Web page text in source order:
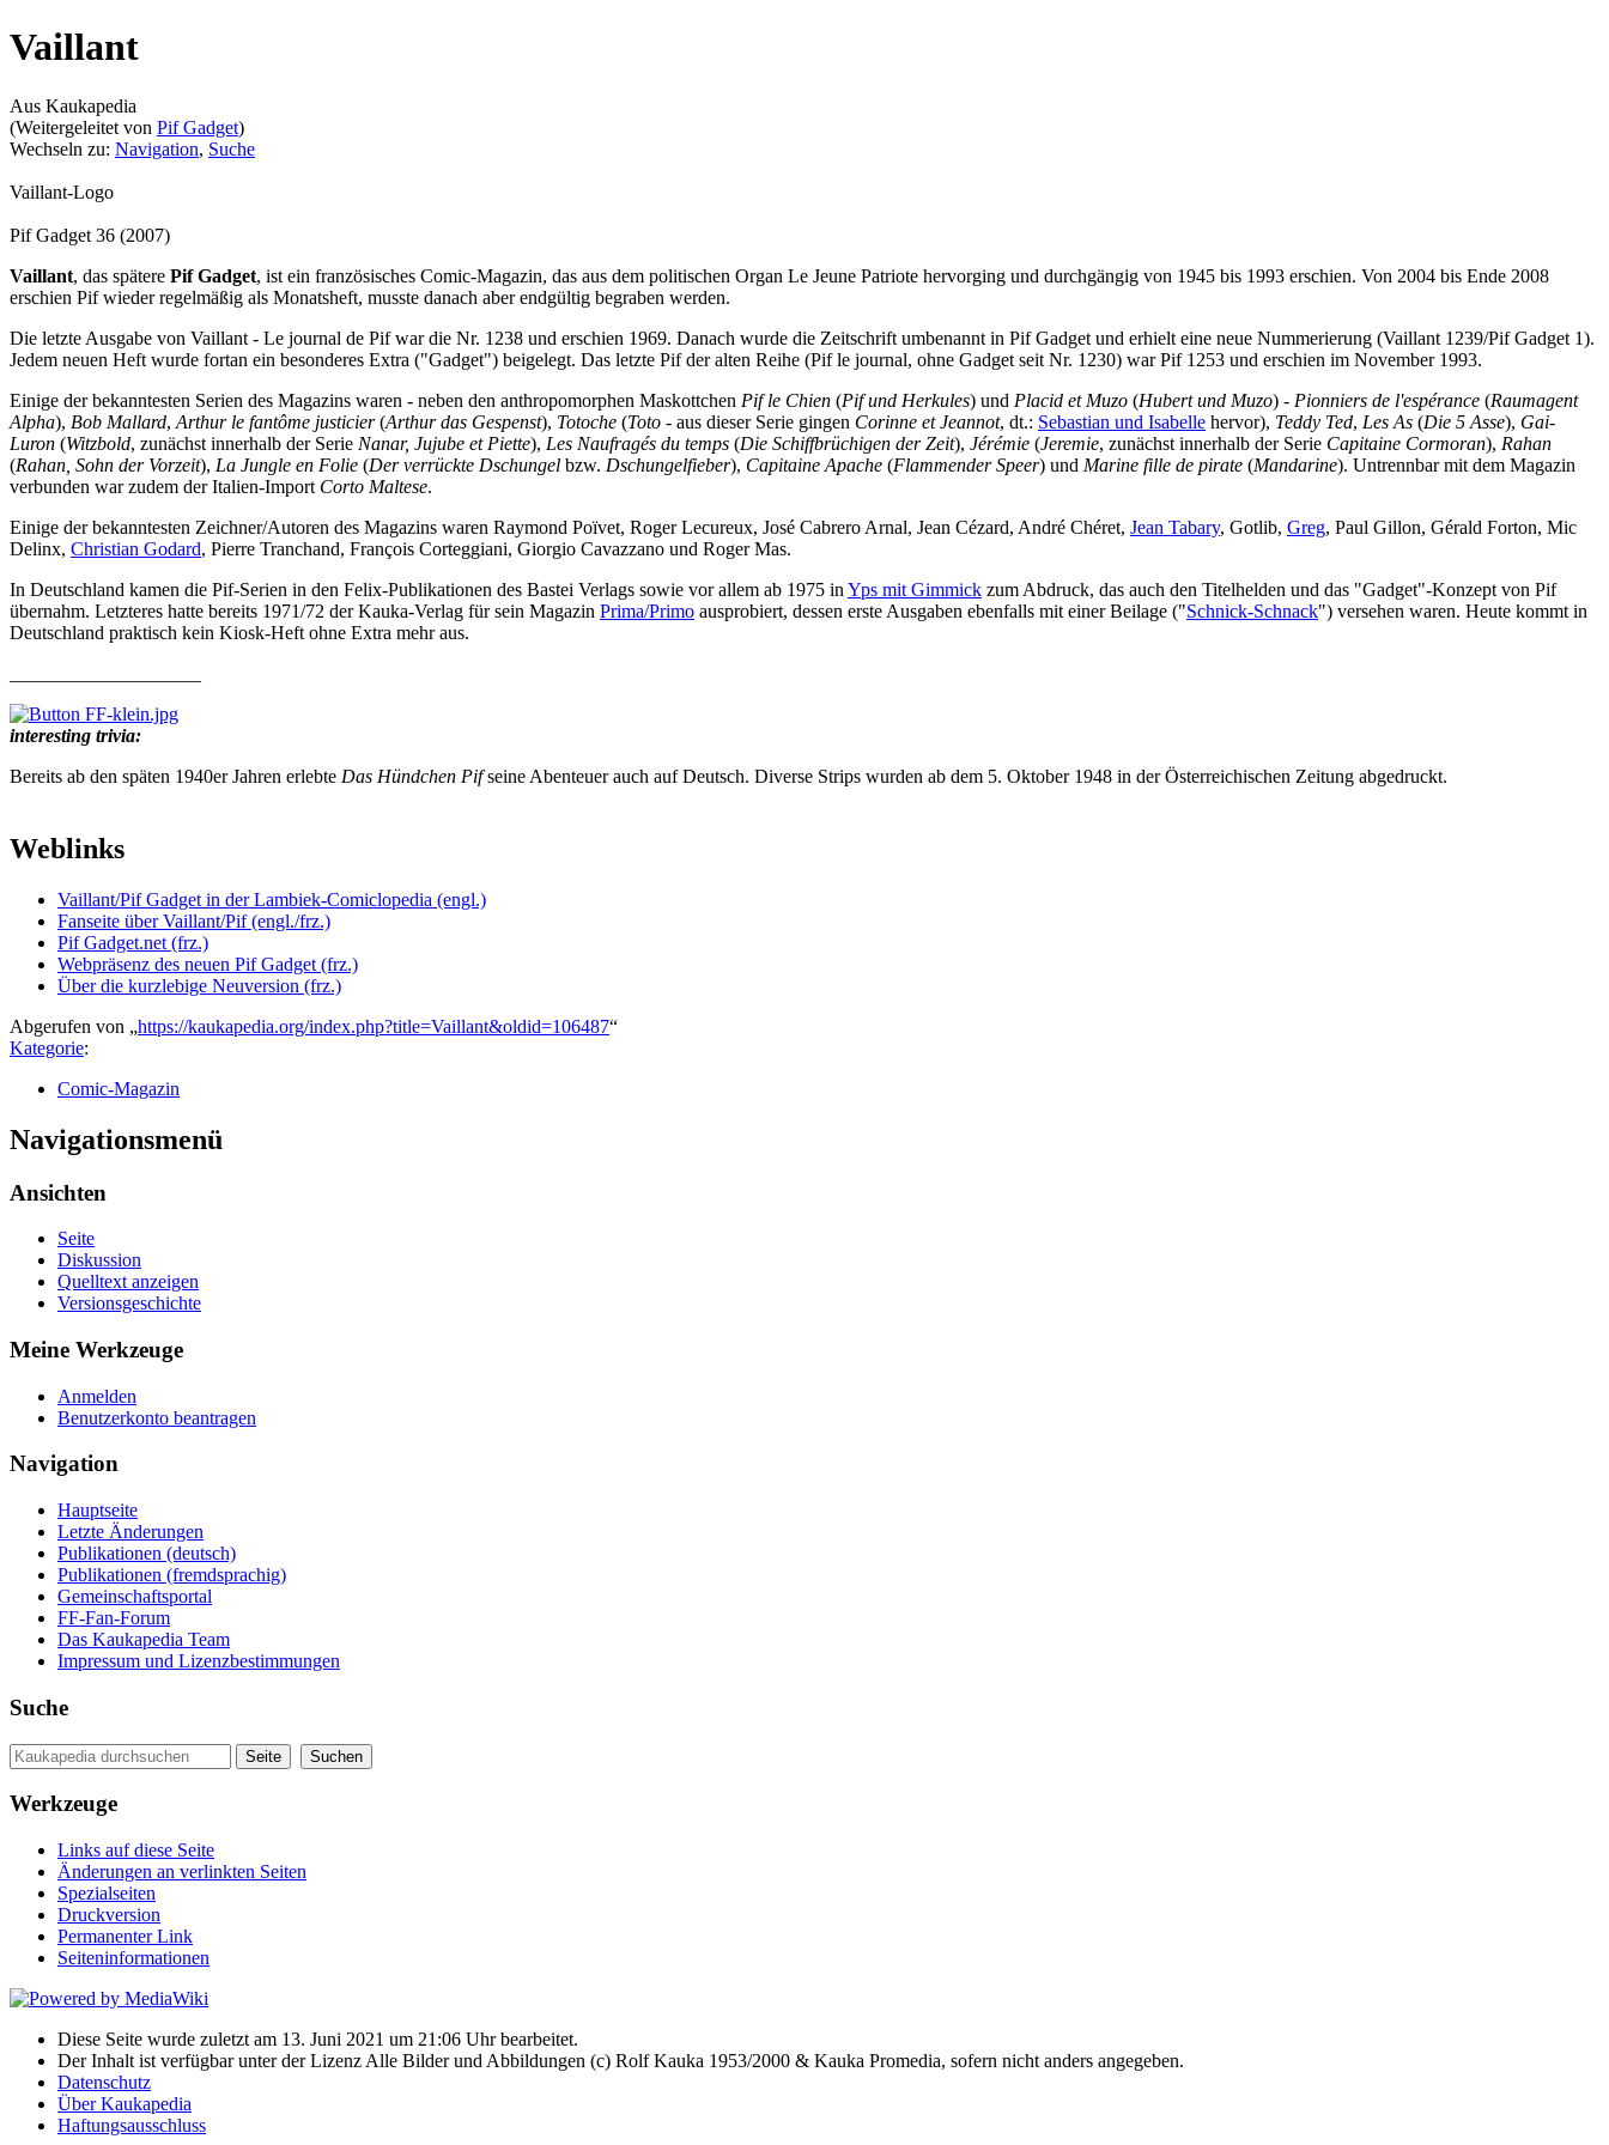
Vaillant
Aus Kaukapedia
(Weitergeleitet von Pif Gadget)
Wechseln zu: Navigation, Suche
Vaillant-Logo
Pif Gadget 36 (2007)
Vaillant, das spätere Pif Gadget, ist ein französisches Comic-Magazin, das aus dem politischen Organ Le Jeune Patriote hervorging und durchgängig von 1945 bis 1993 erschien. Von 2004 bis Ende 2008
erschien Pif wieder regelmäßig als Monatsheft, musste danach aber endgültig begraben werden.
Die letzte Ausgabe von Vaillant - Le journal de Pif war die Nr. 1238 und erschien 1969. Danach wurde die Zeitschrift umbenannt in Pif Gadget und erhielt eine neue Nummerierung (Vaillant 1239/Pif Gadget 1).
Jedem neuen Heft wurde fortan ein besonderes Extra ("Gadget") beigelegt. Das letzte Pif der alten Reihe (Pif le journal, ohne Gadget seit Nr. 1230) war Pif 1253 und erschien im November 1993.
Einige der bekanntesten Serien des Magazins waren - neben den anthropomorphen Maskottchen Pif le Chien (Pif und Herkules) und Placid et Muzo (Hubert und Muzo) - Pionniers de l'espérance (Raumagent
Alpha), Bob Mallard, Arthur le fantôme justicier(Arthur das Gespenst), Totoche (Toto - aus dieser Serie gingen Corinne et Jeannot, dt.: Sebastian und Isabelle hervor), Teddy Ted, Les As (Die 5 Asse), Gai-
Luron (Witzbold, zunächst innerhalb der Serie Nanar, Jujube et Piette), Les Naufragés du temps (Die Schiffbrüchigen der Zeit), Jérémie (Jeremie, zunächst innerhalb der Serie Capitaine Cormoran), Rahan
(Rahan, Sohn der Vorzeit), La Jungle en Folie (Der verrückte Dschungel bzw. Dschungelfieber), Capitaine Apache (Flammender Speer) und Marine fille de pirate (Mandarine). Untrennbar mit dem Magazin
verbunden war zudem der Italien-Import Corto Maltese.
Einige der bekanntesten Zeichner/Autoren des Magazins waren Raymond Poïvet, Roger Lecureux, José Cabrero Arnal, Jean Cézard, André Chéret, Jean Tabary, Gotlib, Greg, Paul Gillon, Gérald Forton, Mic
Delinx, Christian Godard, Pierre Tranchand, François Corteggiani, Giorgio Cavazzano und Roger Mas.
In Deutschland kamen die Pif-Serien in den Felix-Publikationen des Bastei Verlags sowie vor allem ab 1975 in Yps mit Gimmick zum Abdruck, das auch den Titelhelden und das "Gadget"-Konzept von Pif
übernahm. Letzteres hatte bereits 1971/72 der Kauka-Verlag für sein Magazin Prima/Primo ausprobiert, dessen erste Ausgaben ebenfalls mit einer Beilage ("Schnick-Schnack") versehen waren. Heute kommt in
Deutschland praktisch kein Kiosk-Heft ohne Extra mehr aus.
interesting trivia:
Bereits ab den späten 1940er Jahren erlebte Das Hündchen Pifseine Abenteuer auch auf Deutsch. Diverse Strips wurden ab dem 5. Oktober 1948 in der Österreichischen Zeitung abgedruckt.
Weblinks
Vaillant/Pif Gadget in der Lambiek-Comiclopedia (engl.)
Fanseite über Vaillant/Pif (engl./frz.)
Pif Gadget.net (frz.)
Webpräsenz des neuen Pif Gadget (frz.)
Über die kurzlebige Neuversion (frz.)
Abgerufen von „https://kaukapedia.org/index.php?title=Vaillant&oldid=106487“
Kategorie:
Comic-Magazin
Navigationsmenü
Ansichten
Seite
Diskussion
Quelltext anzeigen
Versionsgeschichte
Meine Werkzeuge
Anmelden
Benutzerkonto beantragen
Navigation
Hauptseite
Letzte Änderungen
Publikationen (deutsch)
Publikationen (fremdsprachig)
Gemeinschaftsportal
FF-Fan-Forum
Das Kaukapedia Team
Impressum und Lizenzbestimmungen
Suche
Werkzeuge
Links auf diese Seite
Änderungen an verlinkten Seiten
Spezialseiten
Druckversion
Permanenter Link
Seiten­informationen
Diese Seite wurde zuletzt am 13. Juni 2021 um 21:06 Uhr bearbeitet.
Der Inhalt ist verfügbar unter der Lizenz Alle Bilder und Abbildungen (c) Rolf Kauka 1953/2000 & Kauka Promedia, sofern nicht anders angegeben.
Datenschutz
Über Kaukapedia
Haftungsausschluss